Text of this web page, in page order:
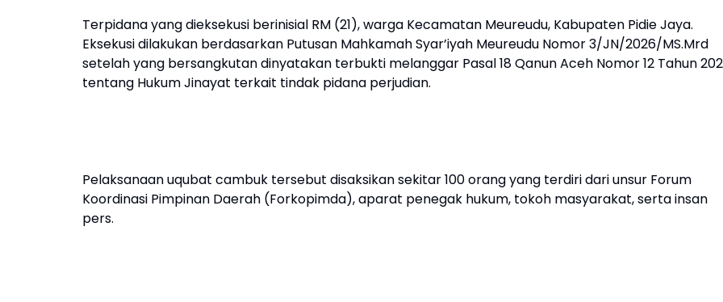
Terpidana yang dieksekusi berinisial RM (21), warga Kecamatan Meureudu, Kabupaten Pidie Jaya.
Eksekusi dilakukan berdasarkan Putusan Mahkamah Syar’iyah Meureudu Nomor 3/JN/2026/MS.Mrd
setelah yang bersangkutan dinyatakan terbukti melanggar Pasal 18 Qanun Aceh Nomor 12 Tahun
tentang Hukum Jinayat terkait tindak pidana perjudian.
Pelaksanaan uqubat cambuk tersebut disaksikan sekitar 100 orang yang terdiri dari unsur Forum
Koordinasi Pimpinan Daerah (Forkopimda), aparat penegak hukum, tokoh masyarakat, serta insan
pers.